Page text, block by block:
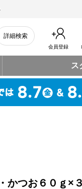
詳細検索
会員登録
ス
かつお６０ｇ×